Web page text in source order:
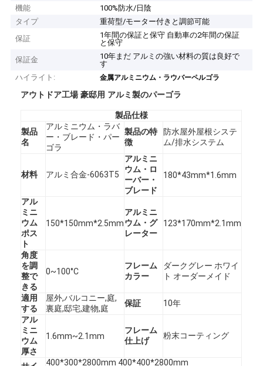
機能
100%防水/日陰
タイプ
重荷型/モーター付きと調節可能
保証
1年間の保証と保守 自動車の2年間の保証
と保守
保証金
10年まだ アルミの強い材料の質は良好で
す
ハイライト:
金属アルミニウム・ラウバーペルゴラ
アウトドア工場 豪邸用 アルミ製のパーゴラ
製品仕様
製品
名
アルミニウム・ラバ
ー・ブレード・パー
ゴラ
製品の特
徴
防水屋外屋根システ
ム/排水システム
材料 アルミ合金-6063T5
アルミニ
ウム・ロ
ーバー・
ブレード
180*43mm*1.6mm
アル
ミニ
ウム
ポス
ト
150*150mm*2.5mm
アルミニ
ウム・グ
レーター
123*170mm*2.1mm
角度
を調
整で
きる
0~100°C
フレーム
カラー
ダークグレー ホワイ
ト オーダーメイド
適用
する
屋外,バルコニー,庭,
裏庭,邸宅,建物,庭
保証
10年
アル
ミニ
ウム
厚さ
1.6mm~2.1mm
フレーム
仕上げ
粉末コーティング
400*300*2800mm 400*400*2800mm